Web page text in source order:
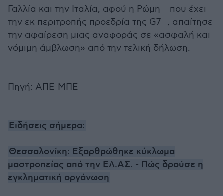
Γαλλία και την Ιταλία, αφού η Ρώμη --που έχει
την εκ περιτροπής προεδρία της G7--, απαίτησε
την αφαίρεση μιας αναφοράς σε «ασφαλή και
νόμιμη άμβλωση» από την τελική δήλωση.
Πηγή: ΑΠΕ-ΜΠΕ
Ειδήσεις σήμερα:
Θεσσαλονίκη: Εξαρθρώθηκε κύκλωμα
μαστροπείας από την ΕΛ.ΑΣ. - Πώς δρούσε η
εγκληματική οργάνωση